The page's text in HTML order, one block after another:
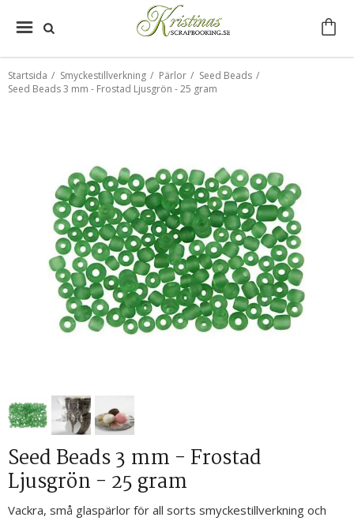
Startsida / Smyckestillverkning / Pärlor / Seed Beads /
Seed Beads 3 mm - Frostad Ljusgrön - 25 gram
Seed Beads 3 mm - Frostad
Ljusgrön - 25 gram
Vackra, små glaspärlor för all sorts smyckestillverkning och